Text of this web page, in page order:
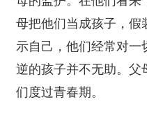
母把他们当成孩子，假
示自己，他们经常对一
逆的孩子并不无助。父
们度过青春期。